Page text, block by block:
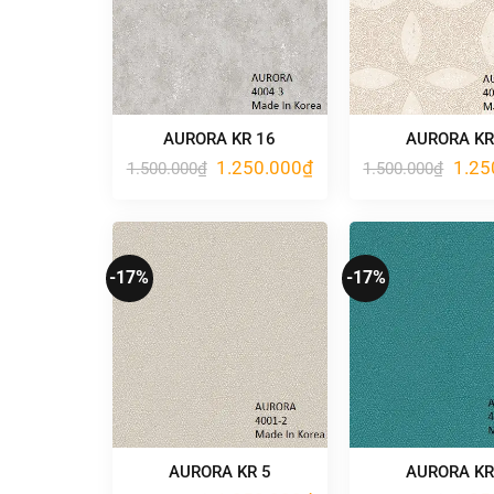
AURORA KR 16
1.500.000₫ Giá
1.250.000₫Giá
1.250.000₫.
AURORA
1.500.000₫ Giá
-17%
AURORA KR 5
-17%
AURORA